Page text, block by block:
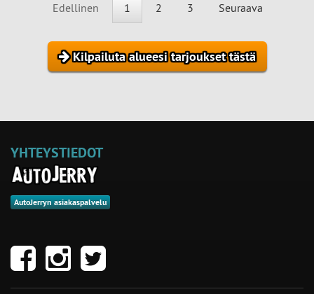
Edellinen 1 2 3 Seuraava
Kilpailuta alueesi tarjoukset tästä
YHTEYSTIEDOT
AutoJerryn asiakaspalvelu